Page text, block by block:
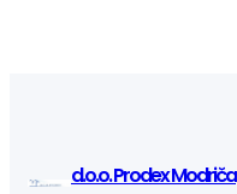
d.o.o. Prodex Modriča